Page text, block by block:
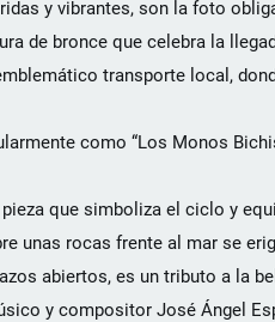
y vibrantes, son la foto
de bronce que celebra la
transporte local,
como “Los Monos
pieza que simboliza el ciclo y
unas rocas frente al mar se
abiertos, es un tributo a la
y compositor José Ángel